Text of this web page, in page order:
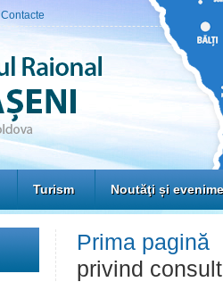
Contacte
Turism Noutăţi și
Prima pagină
privind